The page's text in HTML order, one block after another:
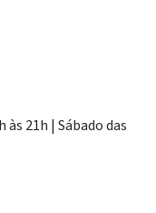
às 21h | Sábado das